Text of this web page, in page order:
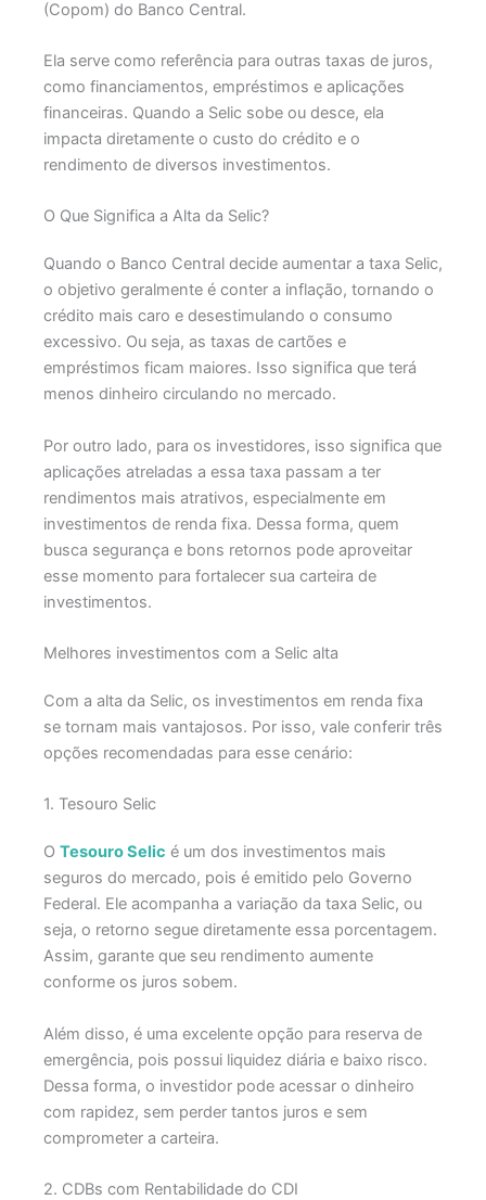
(Copom) do Banco Central.
Ela serve como referência para outras taxas de juros,
como financiamentos, empréstimos e aplicações
financeiras. Quando a Selic sobe ou desce, ela
impacta diretamente o custo do crédito e o
rendimento de diversos investimentos.
O Que Significa a Alta da Selic?
Quando o Banco Central decide aumentar a taxa Selic,
o objetivo geralmente é conter a inflação, tornando o
crédito mais caro e desestimulando o consumo
excessivo. Ou seja, as taxas de cartões e
empréstimos ficam maiores. Isso significa que terá
menos dinheiro circulando no mercado.
Por outro lado, para os investidores, isso significa que
aplicações atreladas a essa taxa passam a ter
rendimentos mais atrativos, especialmente em
investimentos de renda fixa. Dessa forma, quem
busca segurança e bons retornos pode aproveitar
esse momento para fortalecer sua carteira de
investimentos.
Melhores investimentos com a Selic alta
Com a alta da Selic, os investimentos em renda fixa
se tornam mais vantajosos. Por isso, vale conferir três
opções recomendadas para esse cenário:
1. Tesouro Selic
O Tesouro Selic é um dos investimentos mais
seguros do mercado, pois é emitido pelo Governo
Federal. Ele acompanha a variação da taxa Selic, ou
seja, o retorno segue diretamente essa porcentagem.
Assim, garante que seu rendimento aumente
conforme os juros sobem.
Além disso, é uma excelente opção para reserva de
emergência, pois possui liquidez diária e baixo risco.
Dessa forma, o investidor pode acessar o dinheiro
com rapidez, sem perder tantos juros e sem
comprometer a carteira.
2. CDBs com Rentabilidade do CDI